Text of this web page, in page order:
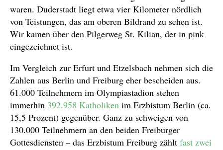
waren. Duderstadt liegt etwa vier Kilometer nördlich
von Teistungen, das am oberen Bildrand zu sehen ist.
Wir kamen über den Pilgerweg St. Kilian, der in pink
eingezeichnet ist.
Im Vergleich zur Erfurt und Etzelsbach nehmen sich die
Zahlen aus Berlin und Freiburg eher bescheiden aus.
61.000 Teilnehmern im Olympiastadion stehen
immerhin 392.958 Katholiken im Erzbistum Berlin (ca.
15,5 Prozent) gegenüber. Ganz zu schweigen von
130.000 Teilnehmern an den beiden Freiburger
Gottesdiensten – das Erzbistum Freiburg zählt fast zwei